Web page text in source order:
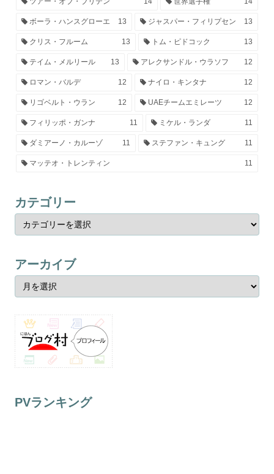
ボーラ・ハンスグローエ 13 ジャスパー・フィリプセン 13
クリス・フルーム 13 トム・ピドコック 13
テイム・メルリール 13 アレクサンドル・ウラソフ 12
ロマン・バルデ 12 ナイロ・キンタナ 12
リゴベルト・ウラン 12 UAEチームエミレーツ 12
フィリッポ・ガンナ 11 ミケル・ランダ 11
ダミアーノ・カルーゾ 11 ステファン・キュング 11
マッテオ・トレンティン 11
カテゴリー
アーカイブ
PVランキング